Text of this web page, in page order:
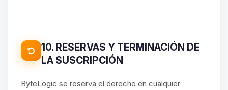
10. RESERVAS Y TERMINACIÓN DE
LA SUSCRIPCIÓN
ByteLogic se reserva el derecho en cualquier